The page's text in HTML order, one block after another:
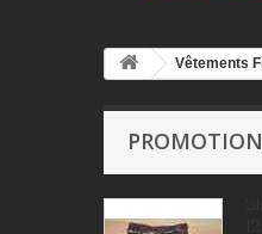
Vêtements